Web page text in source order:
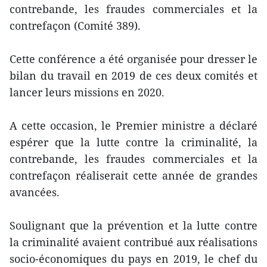
contrebande, les fraudes commerciales et la
contrefaçon (Comité 389).
Cette conférence a été organisée pour dresser le
bilan du travail en 2019 de ces deux comités et
lancer leurs missions en 2020.
A cette occasion, le Premier ministre a déclaré
espérer que la lutte contre la criminalité, la
contrebande, les fraudes commerciales et la
contrefaçon réaliserait cette année de grandes
avancées.
Soulignant que la prévention et la lutte contre
la criminalité avaient contribué aux réalisations
socio-économiques du pays en 2019, le chef du